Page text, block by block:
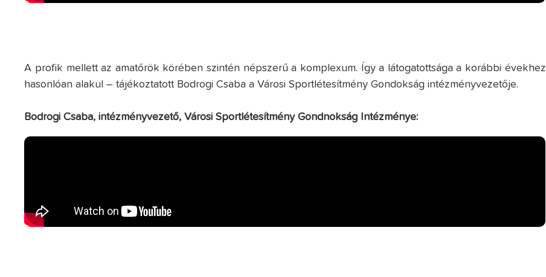
A profik mellett az amatőrök körében szintén népszerű a komplexum. Így a látogatottsága a korábbi évekhez
hasonlóan alakul – tájékoztatott Bodrogi Csaba a Városi Sportlétesítmény Gondokság intézményvezetője.
Bodrogi Csaba, intézményvezető, Városi Sportlétesítmény Gondnokság Intézménye: